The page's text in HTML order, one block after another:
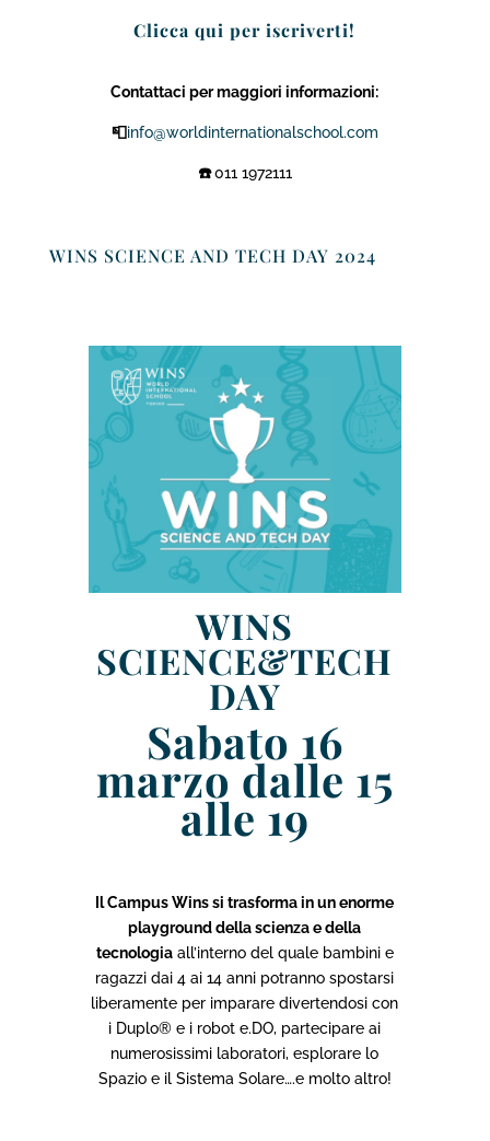
Clicca qui per iscriverti!
Contattaci per maggiori informazioni:
📮info@worldinternationalschool.com
☎️011 1972111
WINS SCIENCE AND TECH DAY 2024
WINS
SCIENCE&TECH
DAY
Sabato 16
marzo dalle 15
alle 19
Il Campus Wins si trasforma in un enorme
playground della scienza e della
tecnologiaall’interno del quale bambini e
ragazzi dai 4 ai 14 anni potranno spostarsi
liberamente per imparare divertendosi con
i Duplo® e i robot e.DO, partecipare ai
numerosissimi laboratori, esplorare lo
Spazio e il Sistema Solare….e molto altro!